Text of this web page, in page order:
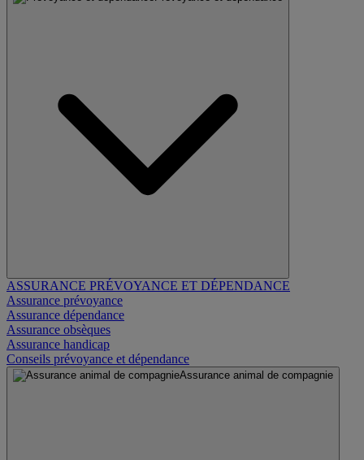
ASSURANCE PRÉVOYANCE ET DÉPENDANCE
Assurance prévoyance
Assurance dépendance
Assurance obsèques
Assurance handicap
Conseils prévoyance et dépendance
Assurance animal de compagnie